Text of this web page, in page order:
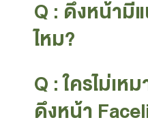
Q : ดึงหน้ามี
ไหม?
Q : ใครไม่เห
ดึงหน้า